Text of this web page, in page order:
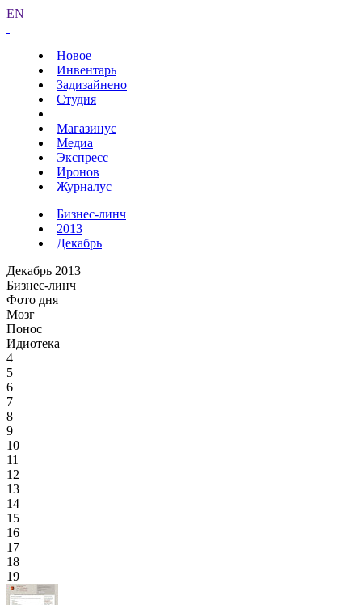
EN
Новое
Инвентарь
Задизайнено
Студия
Магазинус
Медиа
Экспресс
Иронов
Журналус
Бизнес-линч
2013
Декабрь
Декабрь 2013
Бизнес-линч
Фото дня
Мозг
Понос
Идиотека
4
5
6
7
8
9
10
11
12
13
14
15
16
17
18
19